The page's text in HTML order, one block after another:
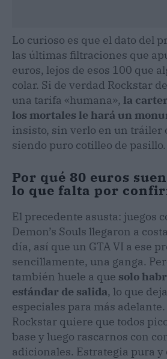
Lo curioso es que el dato del
las últimas filtraciones que
euros, lejos de esos 100 que
colar. Si de verdad Rockstar
una tarifa «humana», la
los mortales le hará un
insisto, sin verlo en un tráiler
siendo puro cotilleo de pasillo.
Por qué 80 euros
lo que falta por
El precedente asusta: juegos
Demon’s Souls llegaron a
día, así que un GTA VI a ese
sencillamente, una ganga.
también huele a que solo
estándar de salida, lo que
especiales para más
Rockstar quiere que todos
base y luego rascarnos con
adicionales. Estrategia pura y